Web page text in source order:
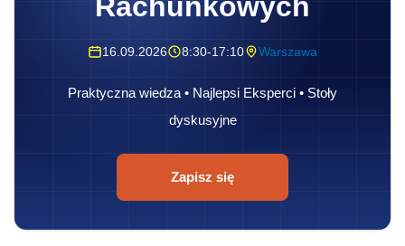
Rachunkowych
16.09.2026 8:30-17:10 Warszawa
Praktyczna wiedza • Najlepsi Eksperci • Stoły
dyskusyjne
Zapisz się